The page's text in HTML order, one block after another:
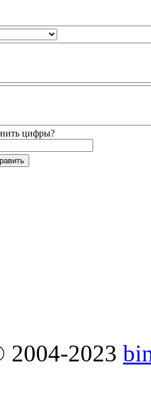
цифры?
2023